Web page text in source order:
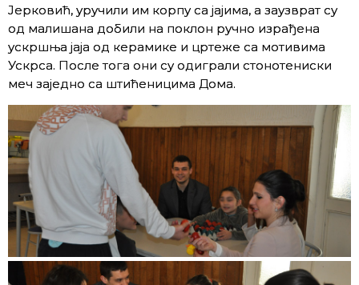
Јерковић, уручили им корпу са јајима, а заузврат су
од малишана добили на поклон ручно израђена
ускршња јаја од керамике и цртеже са мотивима
Ускрса. После тога они су одиграли стонотениски
меч заједно са штићеницима Дома.